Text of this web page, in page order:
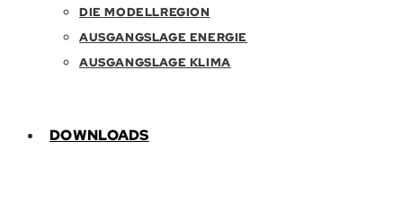
DIE MODELLREGION
AUSGANGSLAGE ENERGIE
AUSGANGSLAGE KLIMA
DOWNLOADS